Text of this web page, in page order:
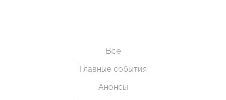
Все
Главные события
Анонсы